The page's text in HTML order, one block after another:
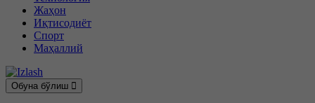
Жаҳон
Иқтисодиёт
Спорт
Маҳаллий
Обуна бўлиш